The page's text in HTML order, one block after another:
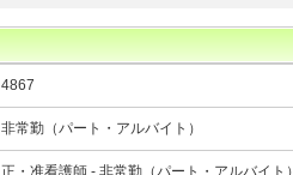
4867
非常勤（パート・アルバイト）
正・准看護師 - 非常勤（パート・アルバイト）